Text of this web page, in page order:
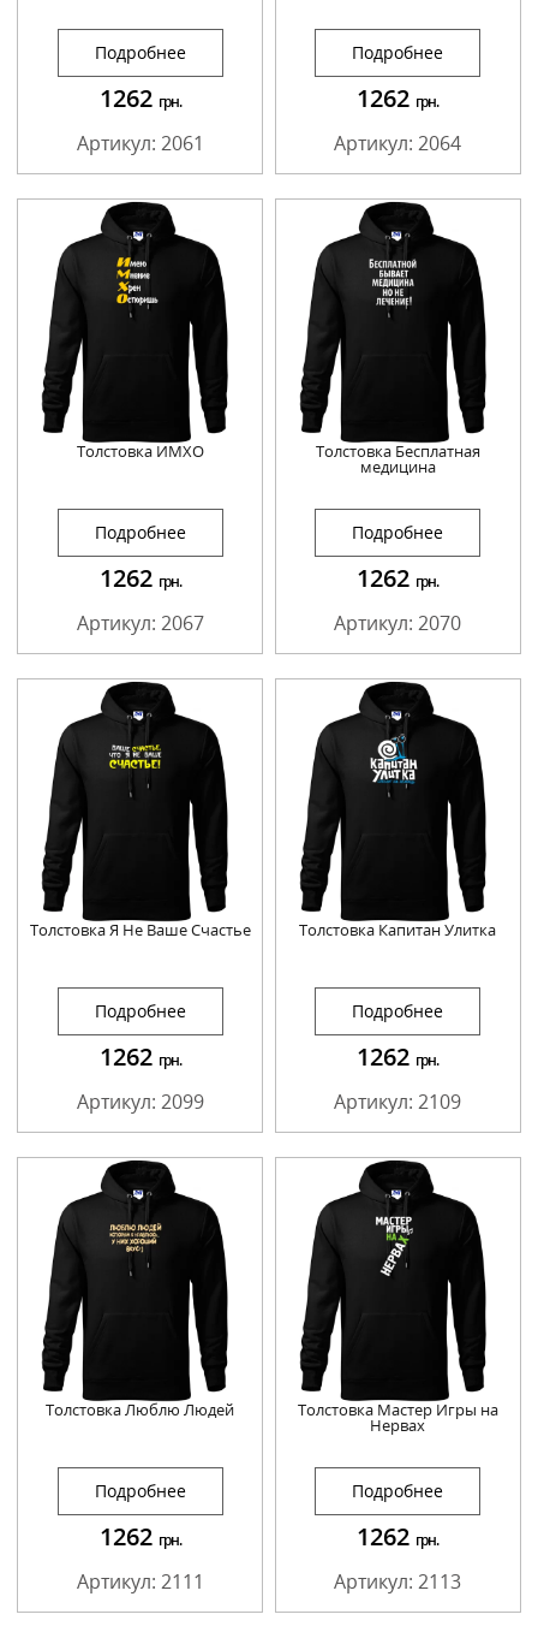
Подробнее
1262 грн.
Артикул: 2061
Подробнее
1262 грн.
Артикул: 2064
Толстовка ИМХО
Подробнее
1262 грн.
Артикул: 2067
Толстовка Бесплатная
медицина
Подробнее
1262 грн.
Артикул: 2070
Толстовка Я Не Ваше Счастье
Подробнее
1262 грн.
Артикул: 2099
Толстовка Капитан Улитка
Подробнее
1262 грн.
Артикул: 2109
Толстовка Люблю Людей
Подробнее
1262 грн.
Артикул: 2111
Толстовка Мастер Игры на
Нервах
Подробнее
1262 грн.
Артикул: 2113